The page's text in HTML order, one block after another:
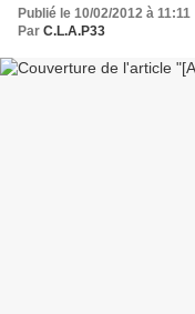
Publié le 10/02/2012 à 11:11
Par C.L.A.P33